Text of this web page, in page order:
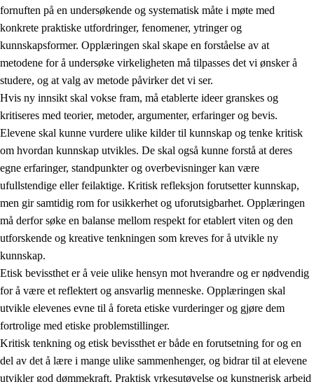
1. Opplæringens verdigrunnlag
1.1 Menneskeverdet
1.2 Identitet og kulturelt mangfold
1.3 Kritisk tenkning og etisk bevissthet
1.4 Skaperglede, engasjement og utforskertrang
1.5 Respekt for naturen og miljøbevissthet
1.6 Demokrati og medvirkning
fornuften på en undersøkende og systematisk måte i møte med
konkrete praktiske utfordringer, fenomener, ytringer og
kunnskapsformer. Opplæringen skal skape en forståelse av at
metodene for å undersøke virkeligheten må tilpasses det vi ønsker å
studere, og at valg av metode påvirker det vi ser.
Hvis ny innsikt skal vokse fram, må etablerte ideer granskes og
kritiseres med teorier, metoder, argumenter, erfaringer og bevis.
Elevene skal kunne vurdere ulike kilder til kunnskap og tenke kritisk
om hvordan kunnskap utvikles. De skal også kunne forstå at deres
egne erfaringer, standpunkter og overbevisninger kan være
ufullstendige eller feilaktige. Kritisk refleksjon forutsetter kunnskap,
men gir samtidig rom for usikkerhet og uforutsigbarhet. Opplæringen
må derfor søke en balanse mellom respekt for etablert viten og den
utforskende og kreative tenkningen som kreves for å utvikle ny
kunnskap.
Etisk bevissthet er å veie ulike hensyn mot hverandre og er nødvendig
for å være et reflektert og ansvarlig menneske. Opplæringen skal
utvikle elevenes evne til å foreta etiske vurderinger og gjøre dem
fortrolige med etiske problemstillinger.
Kritisk tenkning og etisk bevissthet er både en forutsetning for og en
del av det å lære i mange ulike sammenhenger, og bidrar til at elevene
utvikler god dømmekraft. Praktisk yrkesutøvelse og kunstnerisk arbeid